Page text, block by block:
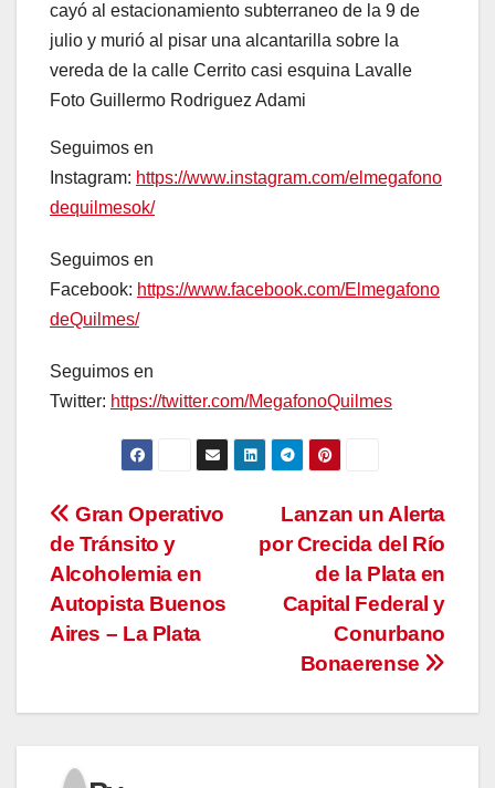
cayó al estacionamiento subterraneo de la 9 de
julio y murió al pisar una alcantarilla sobre la
vereda de la calle Cerrito casi esquina Lavalle
Foto Guillermo Rodriguez Adami
Seguimos en
Instagram: https://www.instagram.com/elmegafono
dequilmesok/
Seguimos en
Facebook: https://www.facebook.com/Elmegafono
deQuilmes/
Seguimos en
Twitter: https://twitter.com/MegafonoQuilmes
Navegación
de
entradas
Lanzan un Alerta
por Crecida del Río
de la Plata en
Capital Federal y
Conurbano
Bonaerense
Gran Operativo
de Tránsito y
Alcoholemia en
Autopista Buenos
Aires – La Plata